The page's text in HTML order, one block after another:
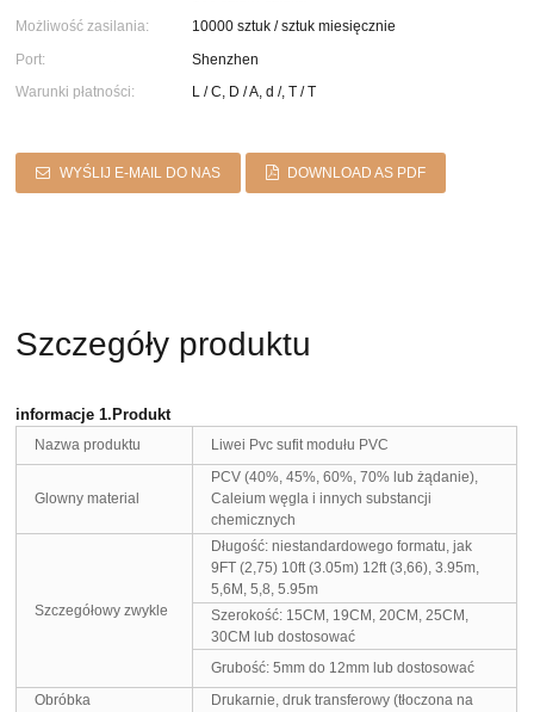
Możliwość zasilania:
10000 sztuk / sztuk miesięcznie
Port:
Shenzhen
Warunki płatności:
L / C, D / A, d /, T / T
WYŚLIJ E-MAIL DO NAS DOWNLOAD AS PDF
Szczegóły produktu
informacje 1.Produkt
Nazwa produktu Liwei Pvc sufit modułu PVC
Glowny material
PCV (40%, 45%, 60%, 70% lub żądanie),
Caleium węgla i innych substancji
chemicznych
Szczegółowy zwykle
Długość: niestandardowego formatu, jak
9FT (2,75) 10ft (3.05m) 12ft (3,66), 3.95m,
5,6M, 5,8, 5.95m
Szerokość: 15CM, 19CM, 20CM, 25CM,
30CM lub dostosować
Grubość: 5mm do 12mm lub dostosować
Obróbka
Drukarnie, druk transferowy (tłoczona na